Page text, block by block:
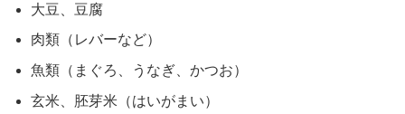
大豆、豆腐
肉類（レバーなど）
魚類（まぐろ、うなぎ、かつお）
玄米、胚芽米（はいがまい）